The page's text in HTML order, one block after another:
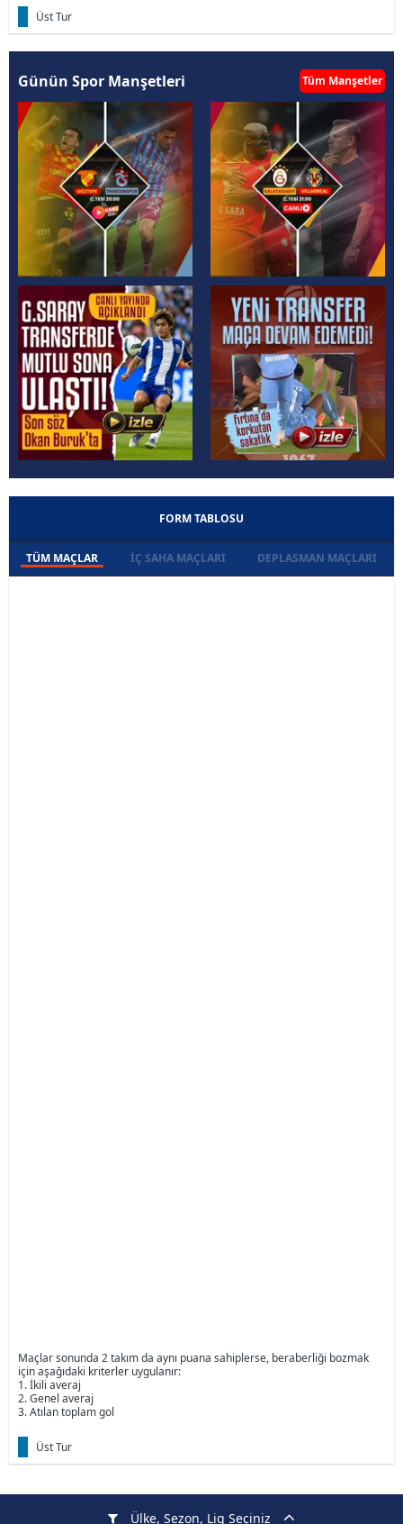
Ülke, Sezon, Lig Seçiniz
Üst Tur
Günün Spor Manşetleri Tüm Manşetler
FORM TABLOSU
TÜM MAÇLAR İÇ SAHA MAÇLARI DEPLASMAN MAÇLARI
Maçlar sonunda 2 takım da aynı puana sahiplerse, beraberliği bozmak
için aşağıdaki kriterler uygulanır:
1. İkili averaj
2. Genel averaj
3. Atılan toplam gol
Üst Tur